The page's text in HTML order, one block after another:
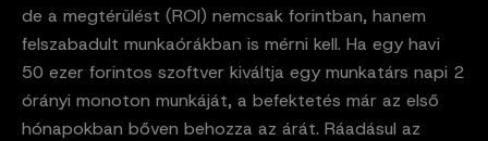
de a megtérülést (ROI) nemcsak forintban, hanem
felszabadult munkaórákban is mérni kell. Ha egy havi
50 ezer forintos szoftver kiváltja egy munkatárs napi 2
órányi monoton munkáját, a befektetés már az első
hónapokban bőven behozza az árát. Ráadásul az